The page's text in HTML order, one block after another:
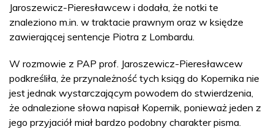
Jaroszewicz-Pieresławcew i dodała, że notki te
znaleziono m.in. w traktacie prawnym oraz w księdze
zawierającej sentencje Piotra z Lombardu.
W rozmowie z PAP prof. Jaroszewicz-Pieresławcew
podkreśliła, że przynależność tych ksiąg do Kopernika nie
jest jednak wystarczającym powodem do stwierdzenia,
że odnalezione słowa napisał Kopernik, ponieważ jeden z
jego przyjaciół miał bardzo podobny charakter pisma.